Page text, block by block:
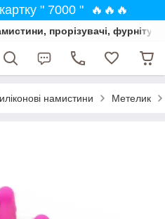
" 7000 " 🔥🔥🔥
прорізувачі,
намистини Метелик